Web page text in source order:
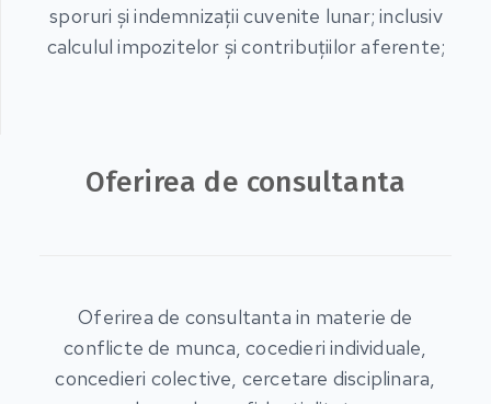
sporuri şi indemnizaţii cuvenite lunar; inclusiv
calculul impozitelor şi contribuţiilor aferente;
Oferirea de consultanta
Oferirea de consultanta in materie de
conflicte de munca, cocedieri individuale,
concedieri colective, cercetare disciplinara,